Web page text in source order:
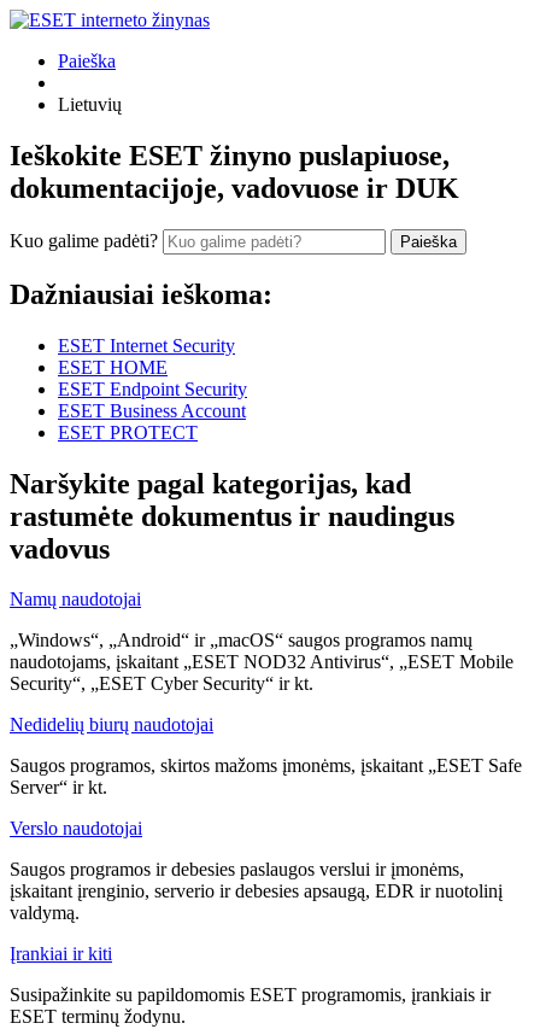
Paieška
Lietuvių
Ieškokite ESET žinyno puslapiuose,
dokumentacijoje, vadovuose ir DUK
Kuo galime padėti? Paieška
Dažniausiai ieškoma:
ESET Internet Security
ESET HOME
ESET Endpoint Security
ESET Business Account
ESET PROTECT
Naršykite pagal kategorijas, kad
rastumėte dokumentus ir naudingus
vadovus
Namų naudotojai
„Windows“, „Android“ ir „macOS“ saugos programos namų
naudotojams, įskaitant „ESET NOD32 Antivirus“, „ESET Mobile
Security“, „ESET Cyber Security“ ir kt.
Nedidelių biurų naudotojai
Saugos programos, skirtos mažoms įmonėms, įskaitant „ESET Safe
Server“ ir kt.
Verslo naudotojai
Saugos programos ir debesies paslaugos verslui ir įmonėms,
įskaitant įrenginio, serverio ir debesies apsaugą, EDR ir nuotolinį
valdymą.
Įrankiai ir kiti
Susipažinkite su papildomomis ESET programomis, įrankiais ir
ESET terminų žodynu.